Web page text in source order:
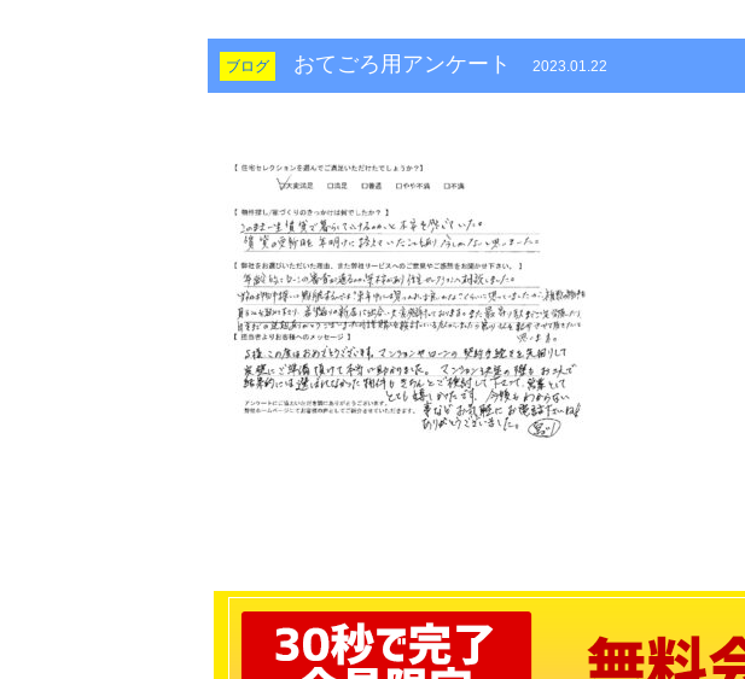
ブログ おてごろ用アンケート 2023.01.22